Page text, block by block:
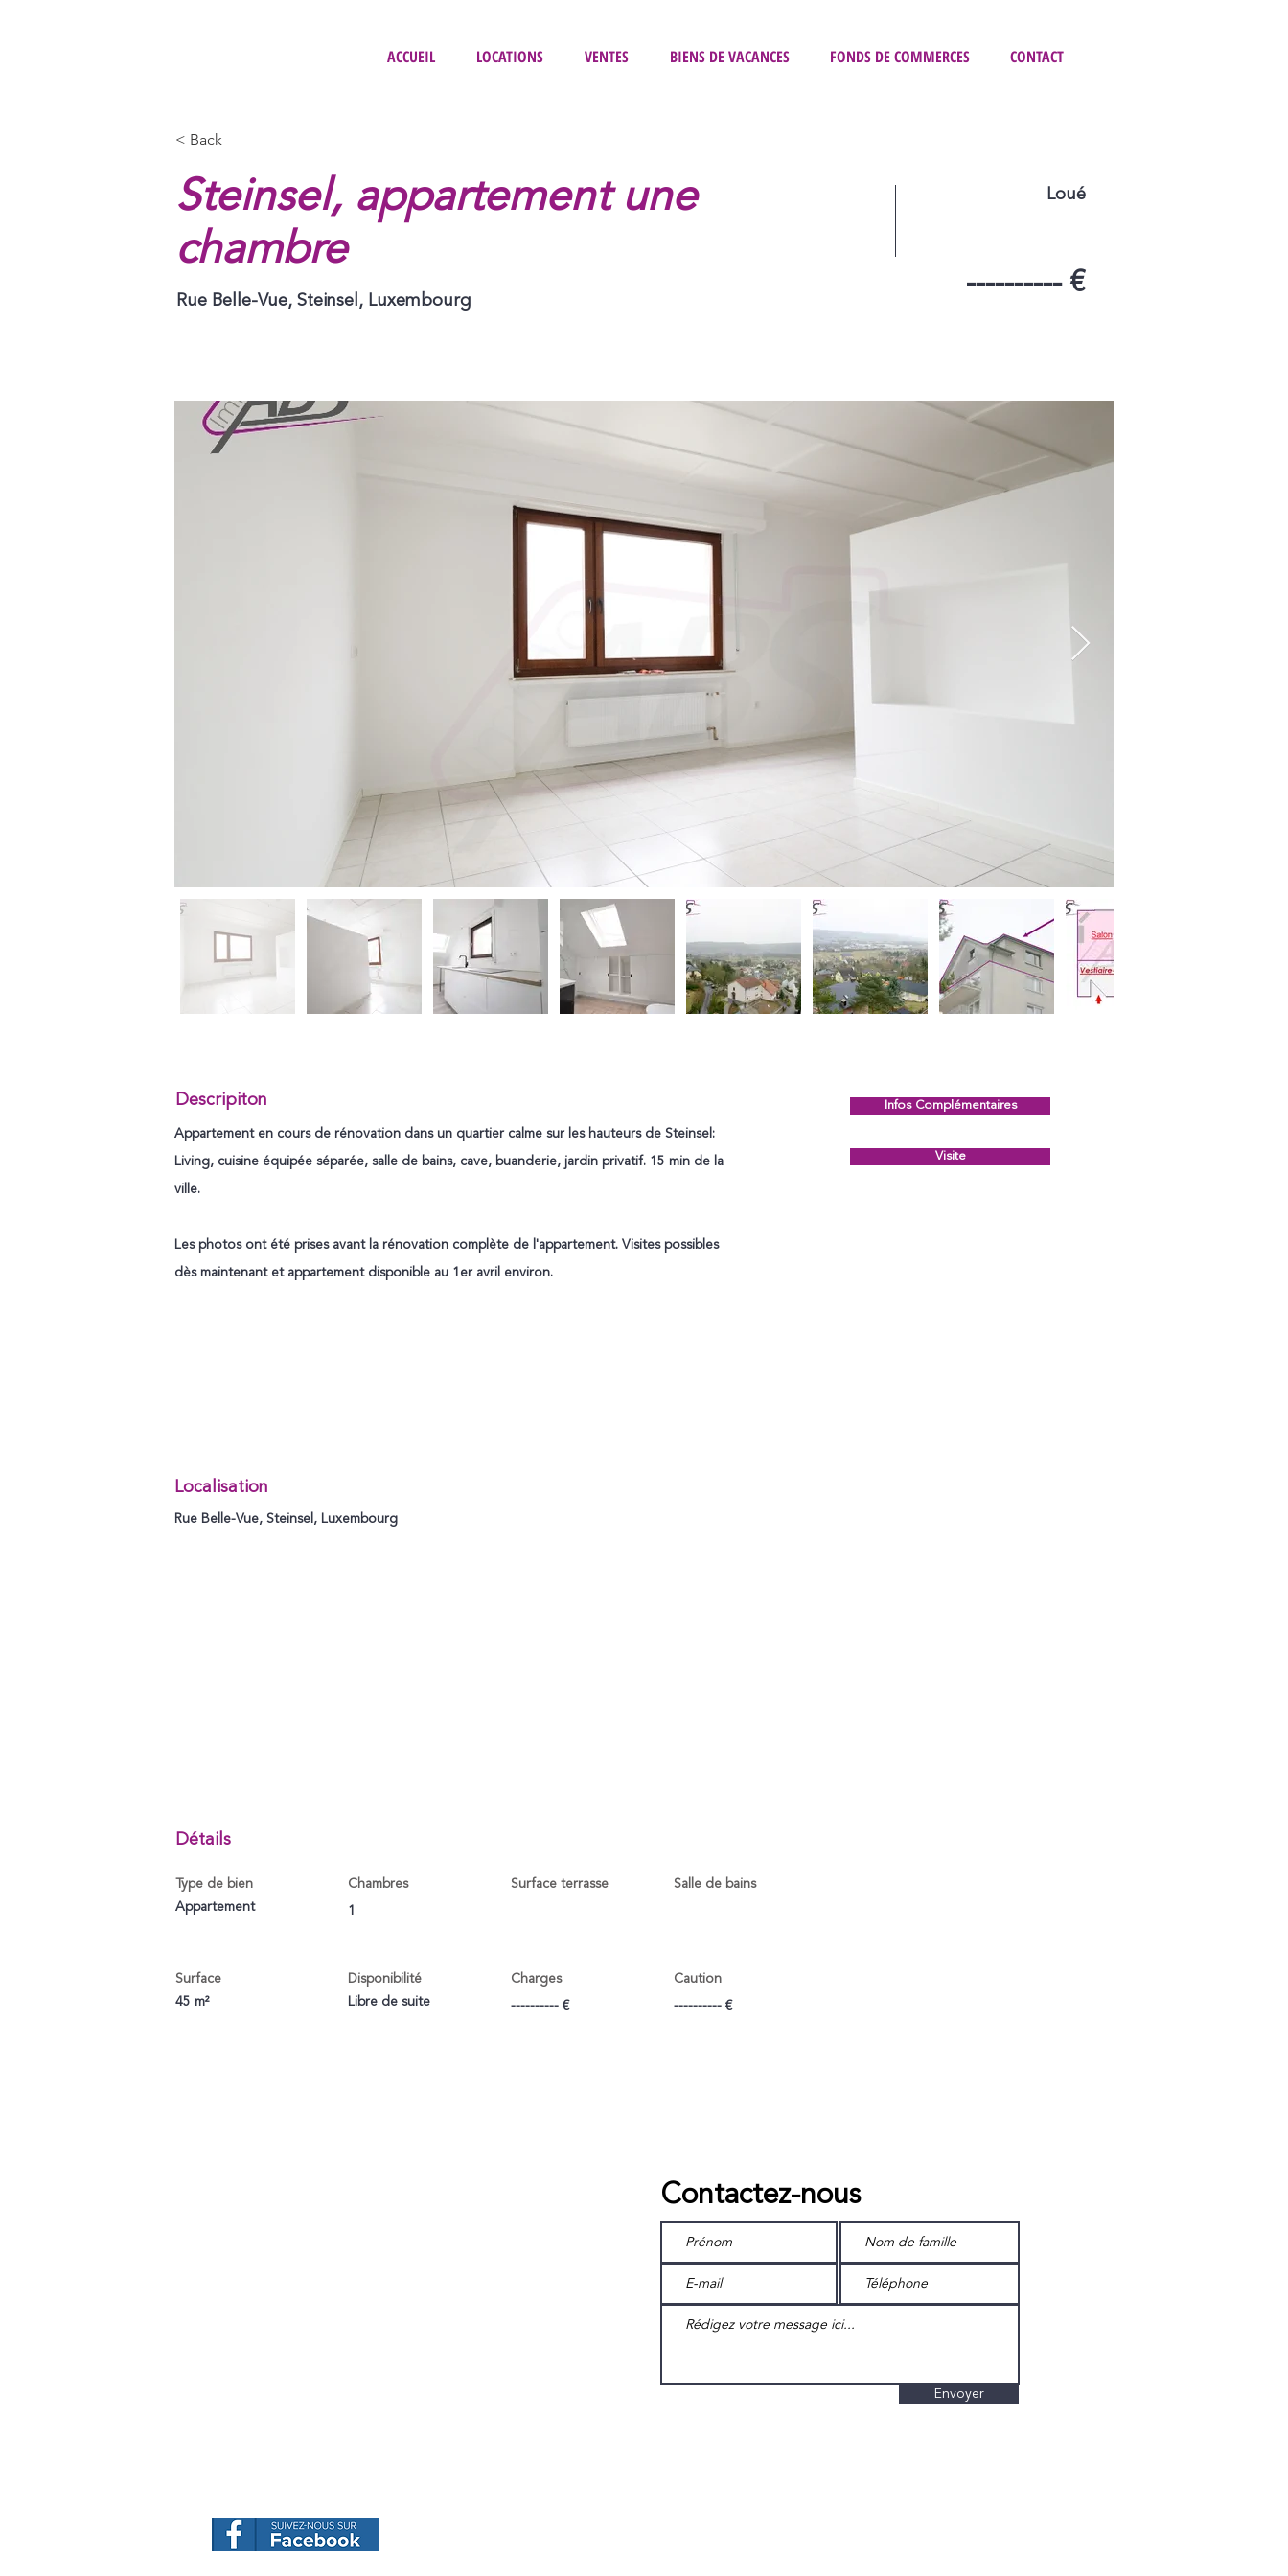
ACCUEIL LOCATIONS VENTES BIENS DE VACANCES FONDS DE COMMERCES CONTACT
< Back
Steinsel, appartement une
chambre
Rue Belle-Vue, Steinsel, Luxembourg
Loué
---------- €
Descripiton
Appartement en cours de rénovation dans un quartier calme sur les hauteurs de Steinsel:
Living, cuisine équipée séparée, salle de bains, cave, buanderie, jardin privatif. 15 min de la
ville.
Les photos ont été prises avant la rénovation complète de l'appartement. Visites possibles
dès maintenant et appartement disponible au 1er avril environ.
Infos Complémentaires
Visite
Localisation
Rue Belle-Vue, Steinsel, Luxembourg
Détails
Type de bien
Appartement
Chambres
1
Surface terrasse Salle de bains
Surface
45 m²
Disponibilité
Libre de suite
Charges
---------- €
Caution
---------- €
Contactez-nous
Envoyer